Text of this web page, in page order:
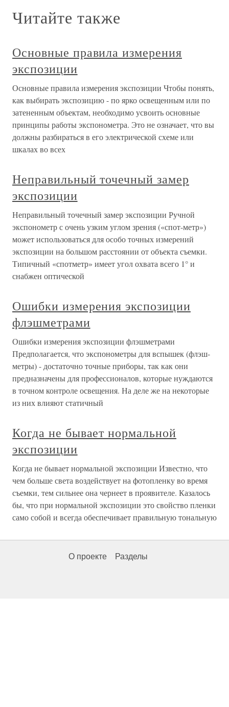
Читайте также
Основные правила измерения
экспозиции
Основные правила измерения экспозиции Чтобы понять,
как выбирать экспозицию - по ярко освещенным или по
затененным объектам, необходимо усвоить основные
принципы работы экспонометра. Это не означает, что вы
должны разбираться в его электрической схеме или
шкалах во всех
Неправильный точечный замер
экспозиции
Неправильный точечный замер экспозиции Ручной
экспонометр с очень узким углом зрения («спот-метр»)
может использоваться для особо точных измерений
экспозиции на большом расстоянии от объекта съемки.
Типичный «спотметр» имеет угол охвата всего 1° и
снабжен оптической
Ошибки измерения экспозиции
флэшметрами
Ошибки измерения экспозиции флэшметрами
Предполагается, что экспонометры для вспышек (флэш-
метры) - достаточно точные приборы, так как они
предназначены для профессионалов, которые нуждаются
в точном контроле освещения. На деле же на некоторые
из них влияют статичный
Когда не бывает нормальной
экспозиции
Когда не бывает нормальной экспозиции Известно, что
чем больше света воздействует на фотопленку во время
съемки, тем сильнее она чернеет в проявителе. Казалось
бы, что при нормальной экспозиции это свойство пленки
само собой и всегда обеспечивает правильную тональную
О проекте Разделы